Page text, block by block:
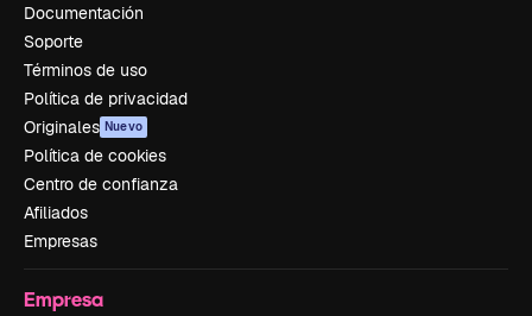
Documentación
Soporte
Términos de uso
Política de privacidad
Originales Nuevo
Política de cookies
Centro de confianza
Afiliados
Empresas
Empresa